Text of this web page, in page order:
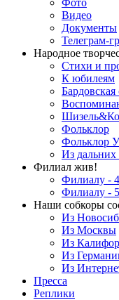
Фото
Видео
Документы
Телеграм-
Народное
Стихи и
К юбилеям
Бардовская
Шизель&Ко
Фольклор
Фольклор
Из дальних
Филиал жив!
Филиалу -
Филиалу -
Наши собкоры
Из
Из Москвы
Из
Из
Из
Пресса
Реплики